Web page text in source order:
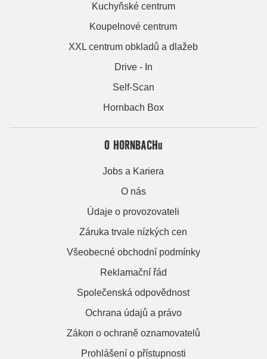
Kuchyňské centrum
Koupelnové centrum
XXL centrum obkladů a dlažeb
Drive - In
Self-Scan
Hornbach Box
O HORNBACHu
Jobs a Kariera
O nás
Údaje o provozovateli
Záruka trvale nízkých cen
Všeobecné obchodní podmínky
Reklamační řád
Společenská odpovědnost
Ochrana údajů a právo
Zákon o ochraně oznamovatelů
Prohlášení o přístupnosti